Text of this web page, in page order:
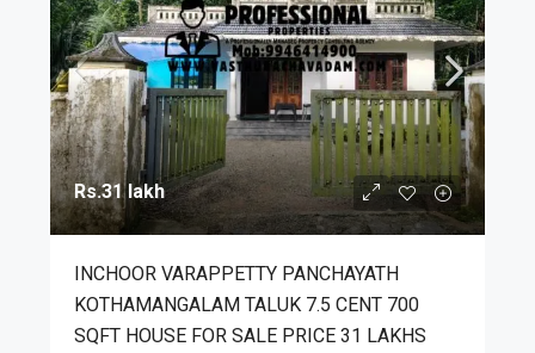
Rs.31 lakh
INCHOOR VARAPPETTY PANCHAYATH
KOTHAMANGALAM TALUK 7.5 CENT 700
SQFT HOUSE FOR SALE PRICE 31 LAKHS